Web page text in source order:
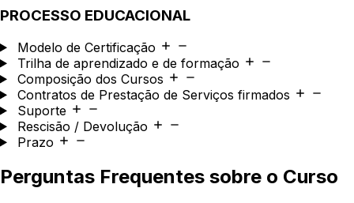
PROCESSO EDUCACIONAL
Modelo de Certificação
Trilha de aprendizado e de formação
Composição dos Cursos
Contratos de Prestação de Serviços firmados
Suporte
Rescisão / Devolução
Prazo
Perguntas Frequentes sobre o Curso